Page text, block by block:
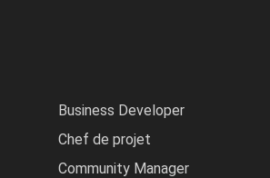
Business Developer
Chef de projet
Community Manager